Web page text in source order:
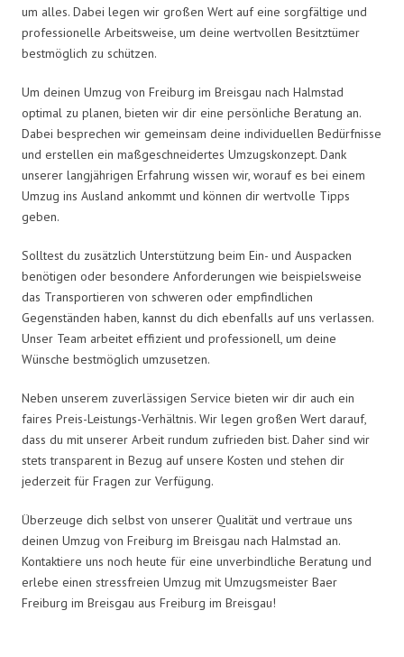
um alles. Dabei legen wir großen Wert auf eine sorgfältige und
professionelle Arbeitsweise, um deine wertvollen Besitztümer
bestmöglich zu schützen.
Um deinen Umzug von Freiburg im Breisgau nach Halmstad
optimal zu planen, bieten wir dir eine persönliche Beratung an.
Dabei besprechen wir gemeinsam deine individuellen Bedürfnisse
und erstellen ein maßgeschneidertes Umzugskonzept. Dank
unserer langjährigen Erfahrung wissen wir, worauf es bei einem
Umzug ins Ausland ankommt und können dir wertvolle Tipps
geben.
Solltest du zusätzlich Unterstützung beim Ein- und Auspacken
benötigen oder besondere Anforderungen wie beispielsweise
das Transportieren von schweren oder empfindlichen
Gegenständen haben, kannst du dich ebenfalls auf uns verlassen.
Unser Team arbeitet effizient und professionell, um deine
Wünsche bestmöglich umzusetzen.
Neben unserem zuverlässigen Service bieten wir dir auch ein
faires Preis-Leistungs-Verhältnis. Wir legen großen Wert darauf,
dass du mit unserer Arbeit rundum zufrieden bist. Daher sind wir
stets transparent in Bezug auf unsere Kosten und stehen dir
jederzeit für Fragen zur Verfügung.
Überzeuge dich selbst von unserer Qualität und vertraue uns
deinen Umzug von Freiburg im Breisgau nach Halmstad an.
Kontaktiere uns noch heute für eine unverbindliche Beratung und
erlebe einen stressfreien Umzug mit Umzugsmeister Baer
Freiburg im Breisgau aus Freiburg im Breisgau!